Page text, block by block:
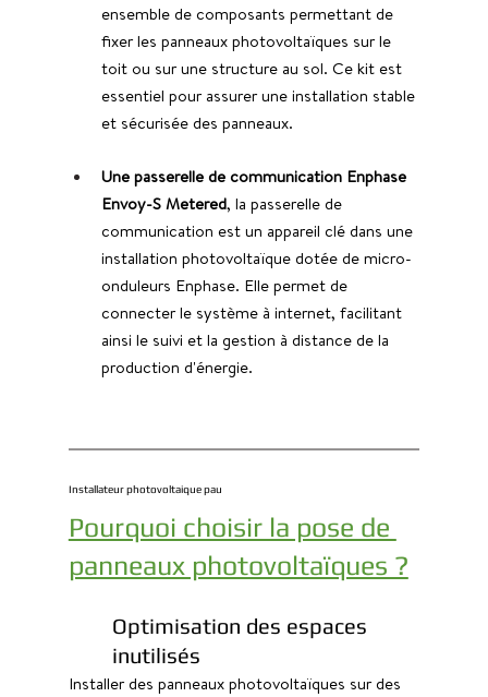
ensemble de composants permettant de
fixer les panneaux photovoltaïques sur le
toit ou sur une structure au sol. Ce kit est
essentiel pour assurer une installation stable
et sécurisée des panneaux.
Une passerelle de communication Enphase
Envoy-S Metered, la passerelle de
communication est un appareil clé dans une
installation photovoltaïque dotée de micro-
onduleurs Enphase. Elle permet de
connecter le système à internet, facilitant
ainsi le suivi et la gestion à distance de la
production d'énergie.
Installateur photovoltaique pau
Pourquoi choisir la pose de
panneaux photovoltaïques ?
Optimisation des espaces
inutilisés
Installer des panneaux photovoltaïques sur des